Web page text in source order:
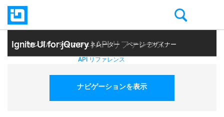
Ignite UI for jQuery| API リファレンス
サンプル テーマ ジェネレーター ページ デザイナー
ヘルプ トピック API リファレンス
ナビゲーションを表示